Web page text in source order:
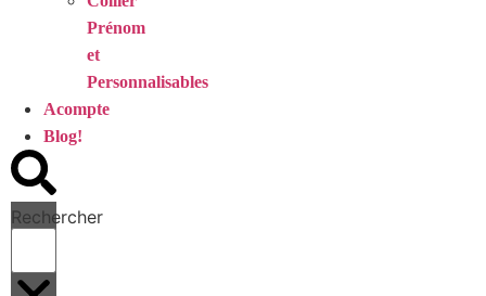
Prénom
et
Personnalisables
Acompte
Blog!
Rechercher